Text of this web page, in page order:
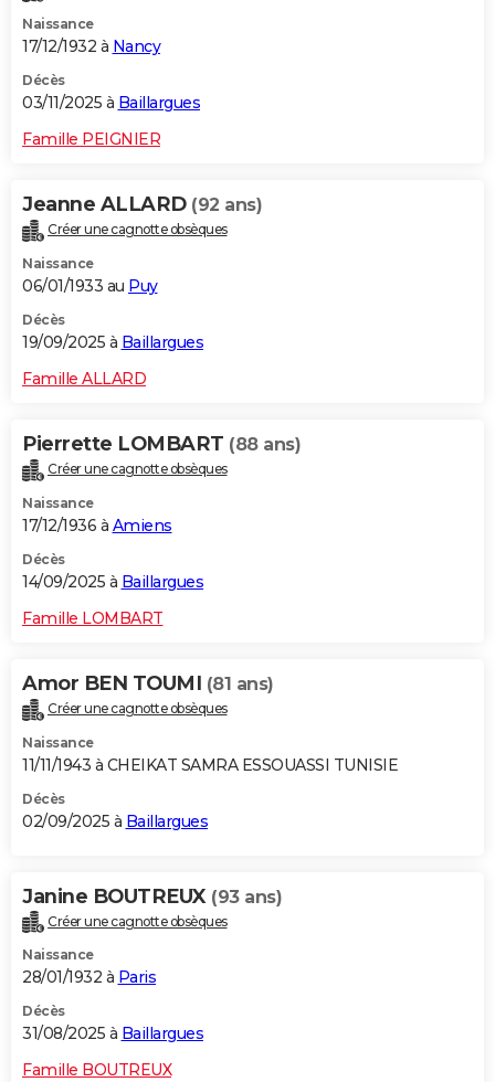
Naissance
17/12/1932 à Nancy
Décès
03/11/2025 à Baillargues
Famille PEIGNIER
Jeanne ALLARD (92 ans)
Créer une cagnotte obsèques
Naissance
06/01/1933 au Puy
Décès
19/09/2025 à Baillargues
Famille ALLARD
Pierrette LOMBART (88 ans)
Créer une cagnotte obsèques
Naissance
17/12/1936 à Amiens
Décès
14/09/2025 à Baillargues
Famille LOMBART
Amor BEN TOUMI (81 ans)
Créer une cagnotte obsèques
Naissance
11/11/1943 à CHEIKAT SAMRA ESSOUASSI TUNISIE
Décès
02/09/2025 à Baillargues
Janine BOUTREUX (93 ans)
Créer une cagnotte obsèques
Naissance
28/01/1932 à Paris
Décès
31/08/2025 à Baillargues
Famille BOUTREUX